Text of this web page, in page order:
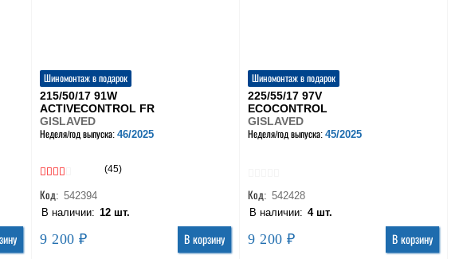
Шиномонтаж в подарок
215/50/17 91W
ACTIVECONTROL FR
GISLAVED
Неделя/год выпуска:46/2025
(45)
Код: 542394
В наличии: 12 шт.
9 200 ₽ В корзину
Шиномонтаж в подарок
225/55/17 97V
ECOCONTROL
GISLAVED
Неделя/год выпуска:45/2025
Код: 542428
В наличии: 4 шт.
9 200 ₽ В корзину